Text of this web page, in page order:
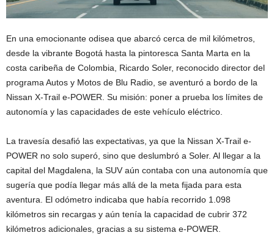
En una emocionante odisea que abarcó cerca de mil kilómetros,
desde la vibrante Bogotá hasta la pintoresca Santa Marta en la
costa caribeña de Colombia, Ricardo Soler, reconocido director del
programa Autos y Motos de Blu Radio, se aventuró a bordo de la
Nissan X-Trail e-POWER. Su misión: poner a prueba los límites de
autonomía y las capacidades de este vehículo eléctrico.
La travesía desafió las expectativas, ya que la Nissan X-Trail e-
POWER no solo superó, sino que deslumbró a Soler. Al llegar a la
capital del Magdalena, la SUV aún contaba con una autonomía que
sugería que podía llegar más allá de la meta fijada para esta
aventura. El odómetro indicaba que había recorrido 1.098
kilómetros sin recargas y aún tenía la capacidad de cubrir 372
kilómetros adicionales, gracias a su sistema e-POWER.